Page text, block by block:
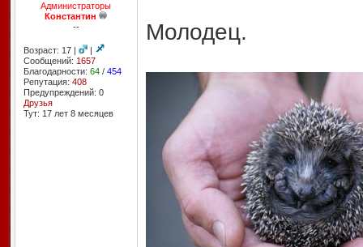
Администраторы
Константин
--
Возраст: 17 |
|
Сообщений: 1657
Благодарности: 64/ 454
Репутация: 408
Предупреждений: 0
Друзья
Тут: 17 лет 8 месяцев
Молодец.